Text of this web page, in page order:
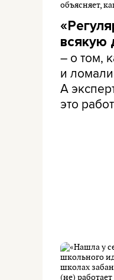
всякую
– о том,
и
А
это